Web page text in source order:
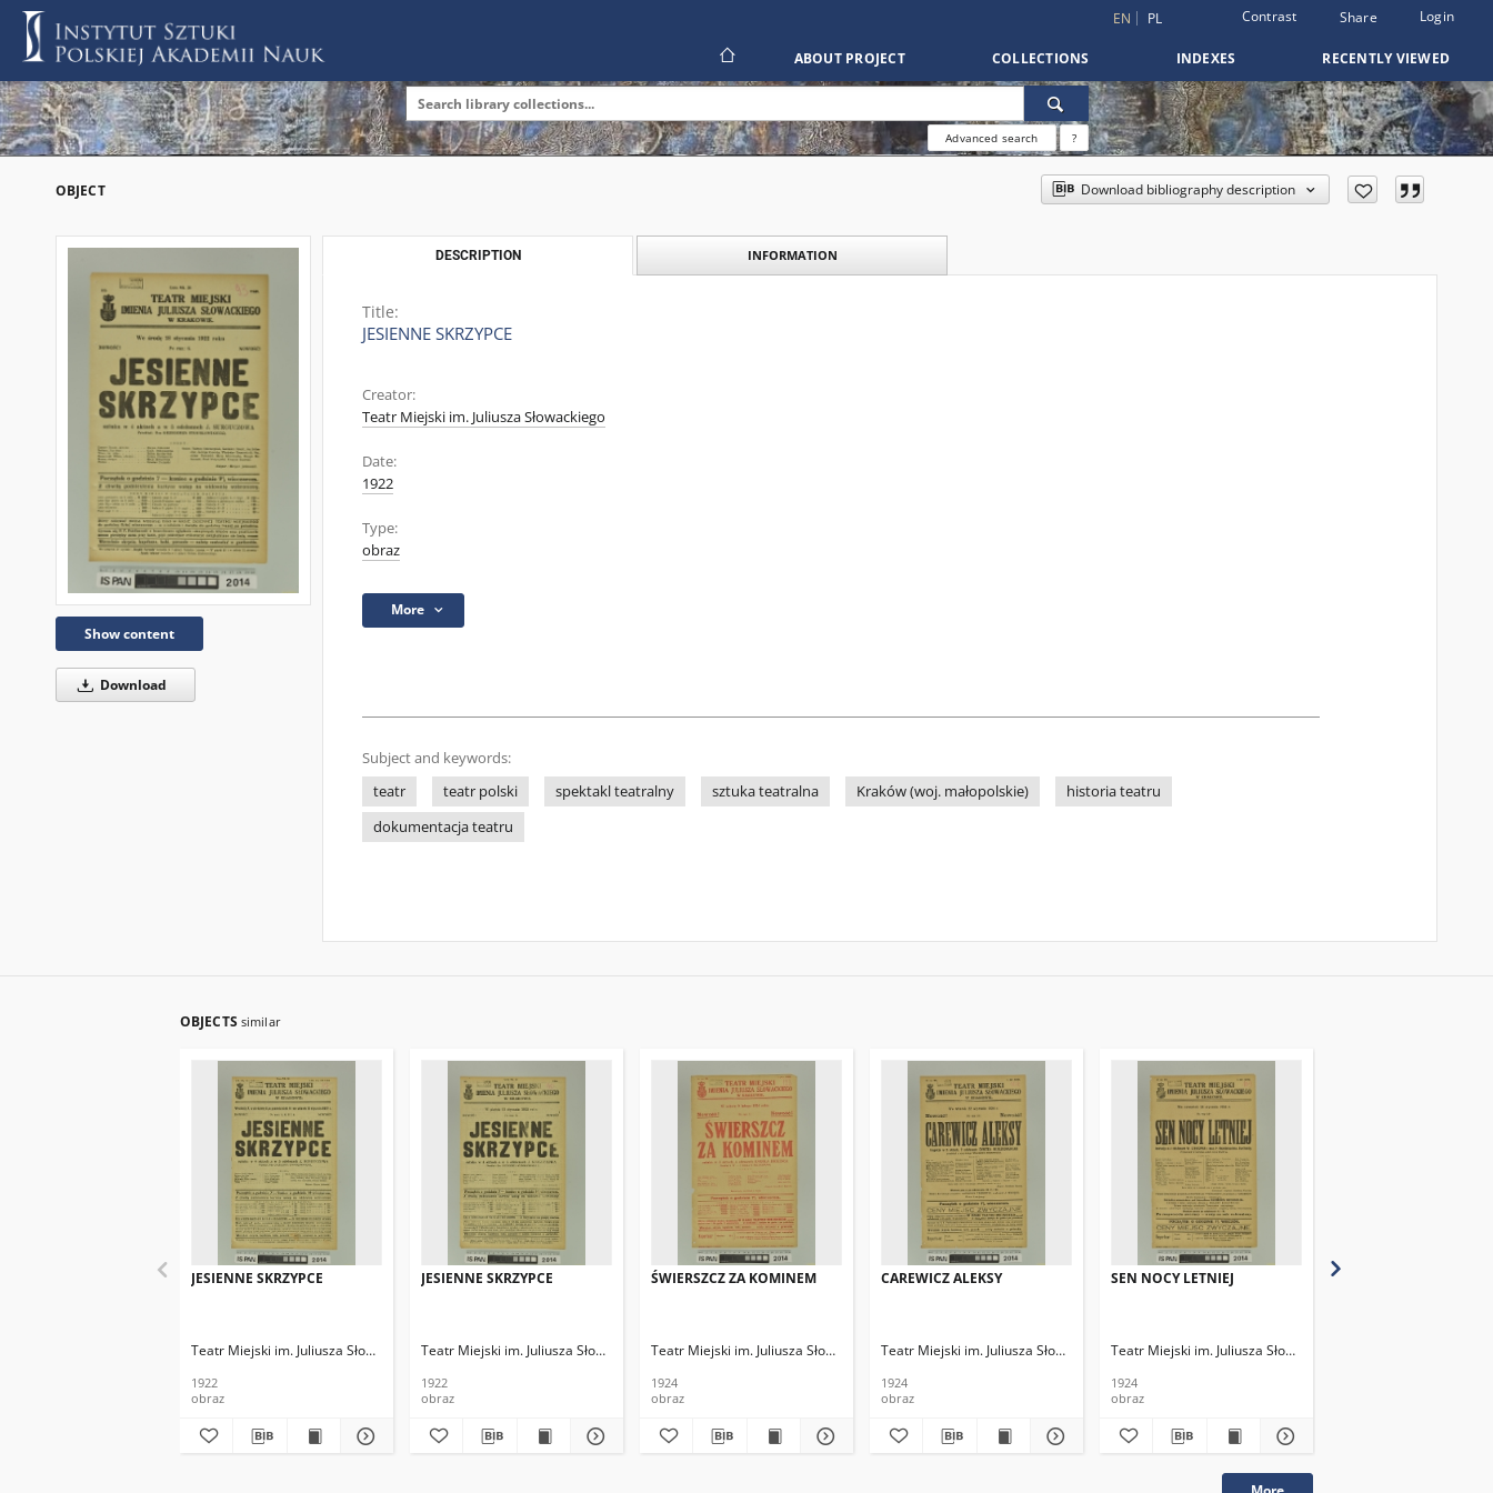
EN PL Contrast Share Login
ABOUT PROJECT COLLECTIONS INDEXES RECENTLY VIEWED
Advanced search ?
OBJECT Download bibliography description
Show content
Download
DESCRIPTION INFORMATION
Title:
JESIENNE SKRZYPCE
Creator:
Teatr Miejski im. Juliusza Słowackiego
Date:
1922
Type:
obraz
More
Subject and keywords:
teatr
teatr polski spektakl teatralny sztuka teatralna Kraków (woj. małopolskie)
historia teatru
dokumentacja teatru
OBJECTS similar
JESIENNE SKRZYPCE
Teatr Miejski im. Juliusza Słowackiego
1922
obraz
JESIENNE SKRZYPCE
Teatr Miejski im. Juliusza Słowackiego
1922
obraz
ŚWIERSZCZ ZA KOMINEM
Teatr Miejski im. Juliusza Słowackiego
1924
obraz
CAREWICZ ALEKSY
Teatr Miejski im. Juliusza Słowackiego
1924
obraz
SEN NOCY LETNIEJ
Teatr Miejski im. Juliusza Słowackiego
1924
obraz